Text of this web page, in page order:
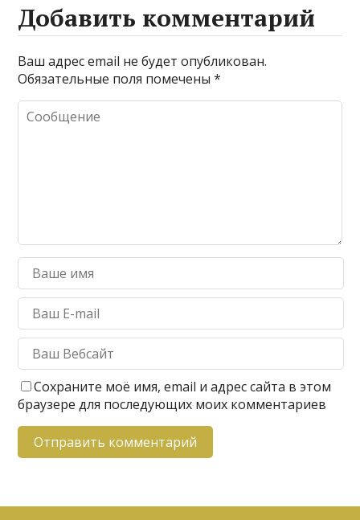
Добавить комментарий
Ваш адрес email не будет опубликован.
Обязательные поля помечены*
Сохраните моё имя, email и адрес сайта в этом
браузере для последующих моих комментариев